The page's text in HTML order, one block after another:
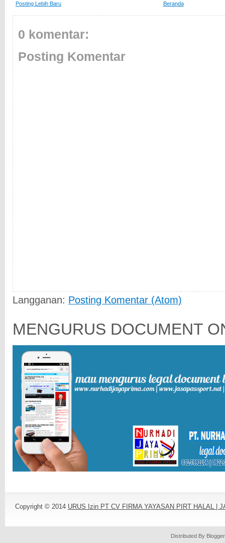
Posting Lebih Baru Beranda
0 komentar:
Posting Komentar
Langganan: Posting Komentar (Atom)
MENGURUS DOCUMENT
Copyright © 2014 URUS Izin PT CV FIRMA YAYASAN PIRT HALAL |
Distributed By